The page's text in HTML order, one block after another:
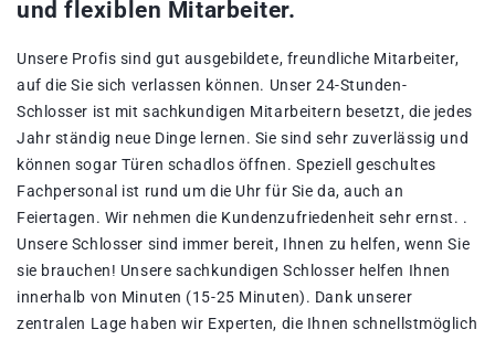
und flexiblen Mitarbeiter.
Unsere Profis sind gut ausgebildete, freundliche Mitarbeiter,
auf die Sie sich verlassen können. Unser 24-Stunden-
Schlosser ist mit sachkundigen Mitarbeitern besetzt, die jedes
Jahr ständig neue Dinge lernen. Sie sind sehr zuverlässig und
können sogar Türen schadlos öffnen. Speziell geschultes
Fachpersonal ist rund um die Uhr für Sie da, auch an
Feiertagen. Wir nehmen die Kundenzufriedenheit sehr ernst. .
Unsere Schlosser sind immer bereit, Ihnen zu helfen, wenn Sie
sie brauchen! Unsere sachkundigen Schlosser helfen Ihnen
innerhalb von Minuten (15-25 Minuten). Dank unserer
zentralen Lage haben wir Experten, die Ihnen schnellstmöglich